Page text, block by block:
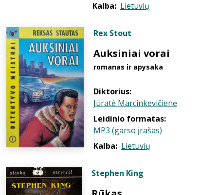
Kalba: Lietuvių
Rex Stout
Auksiniai vorai
romanas ir apysaka
Diktorius:
Jūratė Marcinkevičienė
Leidinio formatas:
MP3 (garso įrašas)
Kalba: Lietuvių
Stephen King